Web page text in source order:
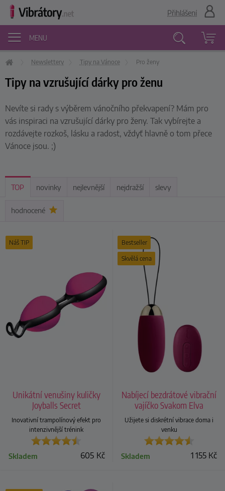
MENU
Přihlášení
Newslettery Tipy na Vánoce Pro ženy
Tipy na vzrušující dárky pro ženu
Nevíte si rady s výběrem vánočního překvapení? Mám pro
vás inspiraci na vzrušující dárky pro ženy. Tak vybírejte a
rozdávejte rozkoš, lásku a radost, vždyť hlavně o tom přece
Vánoce jsou. ;)
TOP novinky nejlevnější nejdražší slevy
hodnocené
Náš TIP
Unikátní venušiny kuličky
Joyballs Secret
Inovativní trampolínový efekt pro
intenzivnější trénink
605 Kč
Skladem
Bestseller
Skvělá cena
Nabíjecí bezdrátové vibrační
vajíčko Svakom Elva
Užijete si diskrétní vibrace doma i
venku
1 155 Kč
Skladem